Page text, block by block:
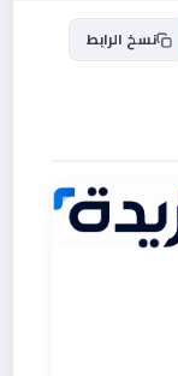
نسخ الرابط